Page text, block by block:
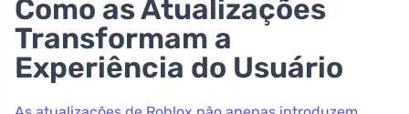
Como as Atualizações
Transformam a
Experiência do Usuário